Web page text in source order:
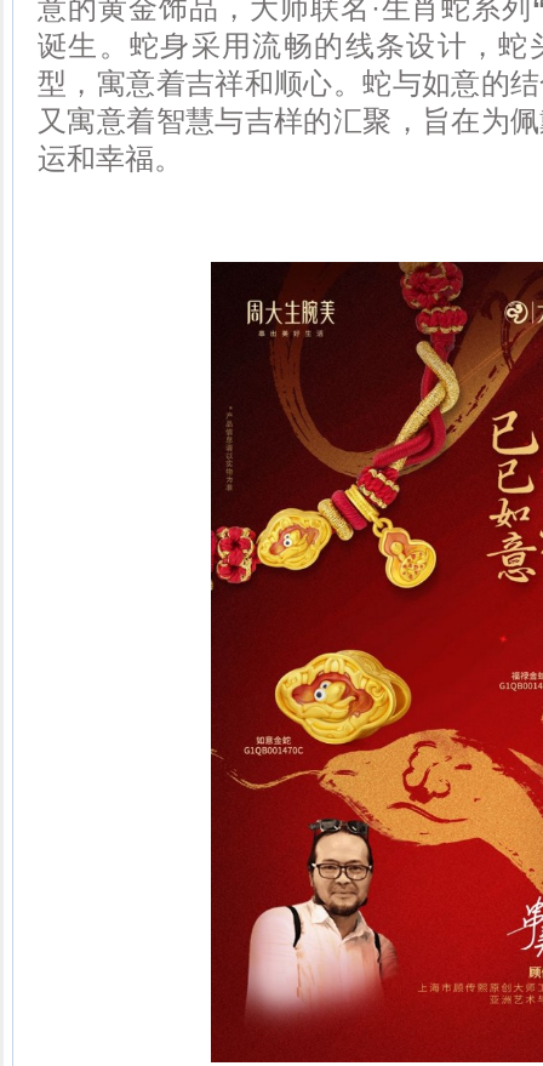
意的黄金饰品，大师联名·生肖蛇系列
诞生。蛇身采用流畅的线条设计，蛇
型，寓意着吉祥和顺心。蛇与如意的
又寓意着智慧与吉样的汇聚，旨在为
运和幸福。